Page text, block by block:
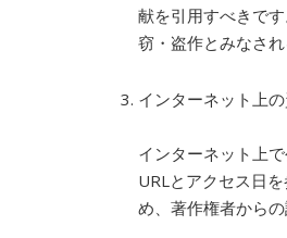
献を引用すべきで
窃・盗作とみなされ
インターネット上
インターネット上
URLとアクセス日
め、著作権者からの